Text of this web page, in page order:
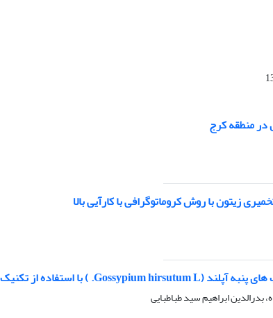
در منطقه کرج
زیتون با روش کروماتوگرافی با کارآیی بالا
ابراهیم سید طباطبایی